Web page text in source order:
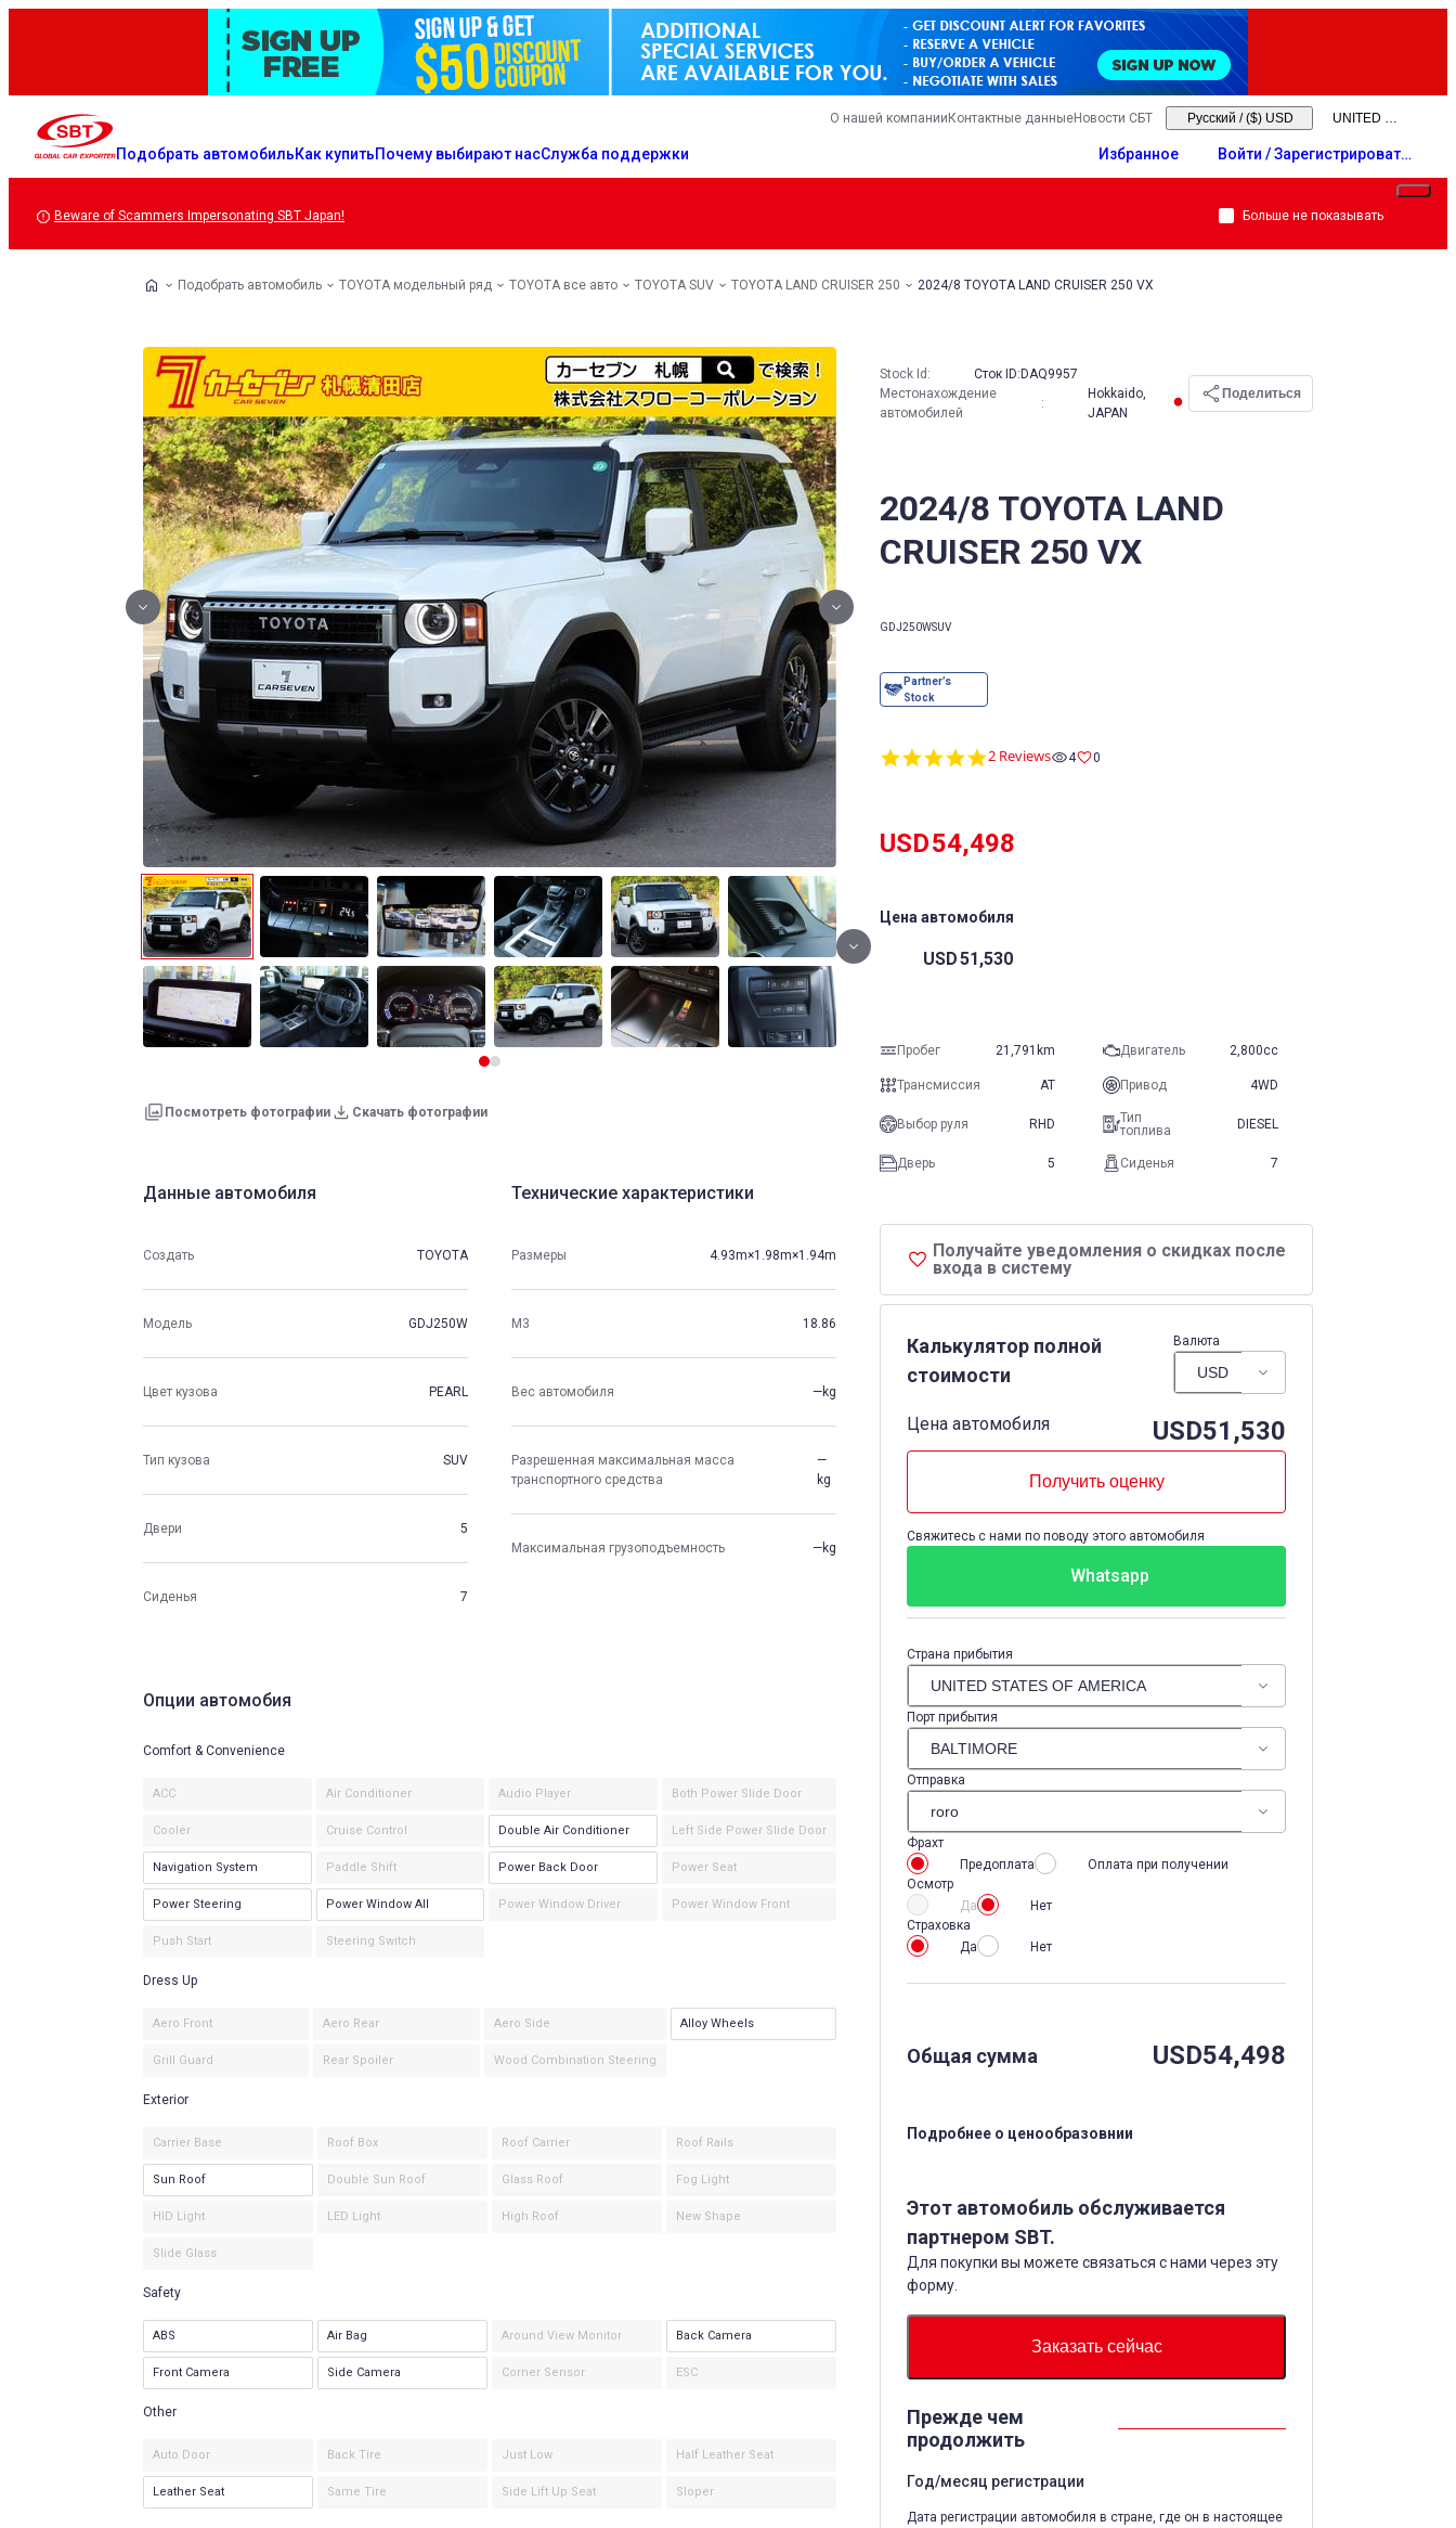
Подобрать автомобильКак купитьПочему выбирают насСлужба поддержки
О нашей компанииКонтактные данныеНовости СБТ Русский / ($) USD
Избранное
Войти / Зарегистрировать
ся
Beware of Scammers Impersonating SBT Japan! Больше не показывать
Подобрать автомобиль TOYOTA модельный ряд TOYOTA все авто TOYOTA SUV TOYOTA LAND CRUISER 250 2024/8 TOYOTA LAND CRUISER 250 VX
2024/8 TOYOTA LAND
CRUISER 250 VX
GDJ250WSUV
Stock Id: Сток ID: DAQ9957
Местонахождение
автомобилей
:
Hokkaido,
JAPAN
Поделиться
Посмотреть фотографии Скачать фотографии
5.0
2 Reviews 4 0
USD54,498
Цена автомобиля
USD51,530
Получайте уведомления о скидках после
входа в систему
Калькулятор полной
стоимости
Валюта
Цена автомобиля USD51,530
Получить оценку
Свяжитесь с нами по поводу этого автомобиля
Whatsapp
Страна прибытия
Порт прибытия
Отправка
Фрахт
Предоплата
Оплата при получении
Осмотр
Да
Нет
Страховка
Да
Нет
Общая сумма USD54,498
Подробнее о ценообразовнии
Этот автомобиль обслуживается
партнером SBT.
Для покупки вы можете связаться с нами через эту
форму.
Заказать сейчас
Прежде чем
продолжить
Год/месяц регистрации
Дата регистрации автомобиля в стране, где он в настоящее
Пробег 21,791km Двигатель 2,800cc
Трансмиссия AT Привод 4WD
Выбор руля RHD
Тип
топлива
DIESEL
Дверь 5 Сиденья 7
Данные автомобиля
Создать TOYOTA
Модель GDJ250W
Цвет кузова PEARL
Тип кузова SUV
Двери 5
Сиденья 7
Технические характеристики
Размеры 4.93m×1.98m×1.94m
М3 18.86
Вес автомобиля —kg
Разрешенная максимальная масса
транспортного средства
—
kg
Максимальная грузоподъемность —kg
Опции автомобия
Comfort & Convenience
ACC Air Conditioner Audio Player Both Power Slide Door
Cooler Cruise Control Double Air Conditioner Left Side Power Slide Door
Navigation System Paddle Shift Power Back Door Power Seat
Power Steering Power Window All Power Window Driver Power Window Front
Push Start Steering Switch
Dress Up
Aero Front Aero Rear Aero Side Alloy Wheels
Grill Guard Rear Spoiler Wood Combination Steering
Exterior
Carrier Base Roof Box Roof Carrier Roof Rails
Sun Roof Double Sun Roof Glass Roof Fog Light
HID Light LED Light High Roof New Shape
Slide Glass
Safety
ABS Air Bag Around View Monitor Back Camera
Front Camera Side Camera Corner Sensor ESC
Other
Auto Door Back Tire Just Low Half Leather Seat
Leather Seat Same Tire Side Lift Up Seat Sloper